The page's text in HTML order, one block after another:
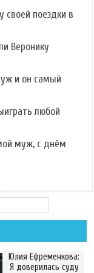
своей поездки в
Веронику
и он самый
любой
муж, с днём
Юлия Ефременкова:
Я доверилась суду